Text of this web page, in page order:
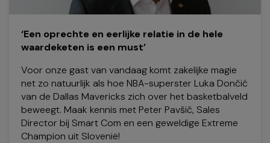
‘Een oprechte en eerlijke relatie in de hele
waardeketen is een must’
Voor onze gast van vandaag komt zakelijke magie
net zo natuurlijk als hoe NBA-superster Luka Dončić
van de Dallas Mavericks zich over het basketbalveld
beweegt. Maak kennis met Peter Pavšič, Sales
Director bij Smart Com en een geweldige Extreme
Champion uit Slovenië!